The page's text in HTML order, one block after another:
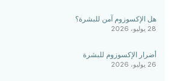
هل الإكسوزوم آمن للبشرة؟
28 يوليو، 2026
أضرار الإكسوزوم للبشرة
26 يوليو، 2026